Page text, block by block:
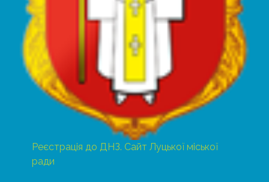
Реєстрація до ДНЗ. Сайт Луцької міської
ради